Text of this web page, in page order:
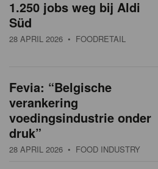
1.250 jobs weg bij Aldi
Süd
28 APRIL 2026 • FOODRETAIL
Fevia: “Belgische
verankering
voedingsindustrie onder
druk”
28 APRIL 2026 • FOOD INDUSTRY